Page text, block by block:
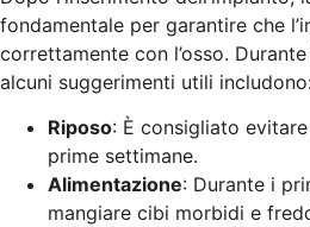
fondamentale per garantire che
correttamente con l’osso.
alcuni suggerimenti utili
Riposo: È consigliato
prime settimane.
Alimentazione: Durante i
mangiare cibi morbidi e